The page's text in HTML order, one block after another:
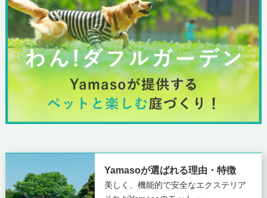
Yamasoが選ばれる理由・特徴
美しく、機能的で安全なエクステリア